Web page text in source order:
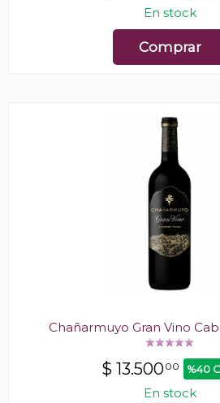
En stock
Comprar
Chañarmuyo Gran Vino
$ 13.50000 %40
En stock